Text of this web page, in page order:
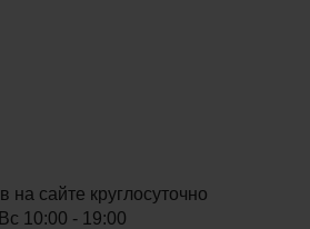
сайте круглосуточно
10:00 - 19:00